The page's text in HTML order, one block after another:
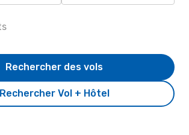
Rechercher Vol + Hôtel
Rechercher des vols